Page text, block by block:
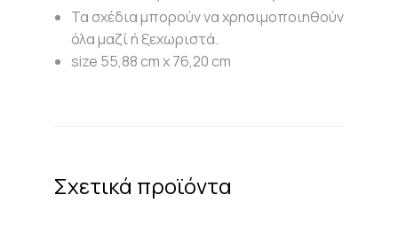
Τα σχέδια μπορούν να χρησιμοποιηθούν
όλα μαζί ή ξεχωριστά.
size 55,88 cm x 76,20 cm
Σχετικά προϊόντα